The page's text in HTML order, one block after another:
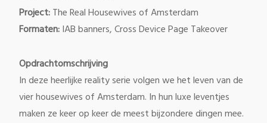
Project:The Real Housewives of Amsterdam
Formaten:IAB banners, Cross Device Page Takeover
Opdrachtomschrijving
In deze heerlijke reality serie volgen we het leven van de
vier housewives of Amsterdam. In hun luxe leventjes
maken ze keer op keer de meest bijzondere dingen mee.